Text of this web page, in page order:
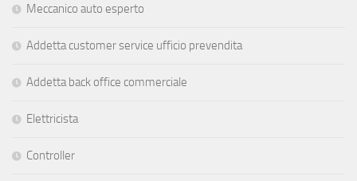
Meccanico auto esperto
Addetta customer service ufficio prevendita
Addetta back office commerciale
Elettricista
Controller